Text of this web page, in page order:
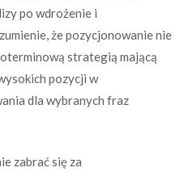
po wdrożenie i
że pozycjonowanie nie
strategią mającą
pozycji w
dla wybranych fraz
zabrać się za